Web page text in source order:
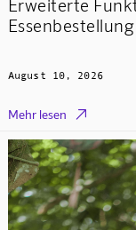
Erweiterte
August 10, 2026
Mehr lesen 